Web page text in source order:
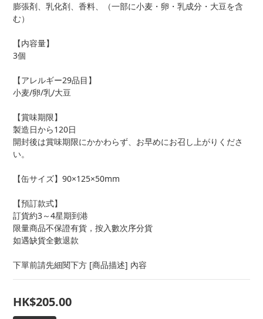
膨張剤、乳化剤、香料、（一部に小麦・卵・乳成分・大豆を含
む）
【内容量】
3個
【アレルギー29品目】
小麦/卵/乳/大豆
【賞味期限】
製造日から120日
開封後は賞味期限にかかわらず、お早めにお召し上がりくださ
い。
【缶サイズ】90×125×50mm
【預訂款式】
訂貨約3～4星期到港
限量商品不保證有貨，按入數次序分貨
如遇缺貨全數退款
下單前請先細閱下方 [商品描述] 內容
HK$205.00